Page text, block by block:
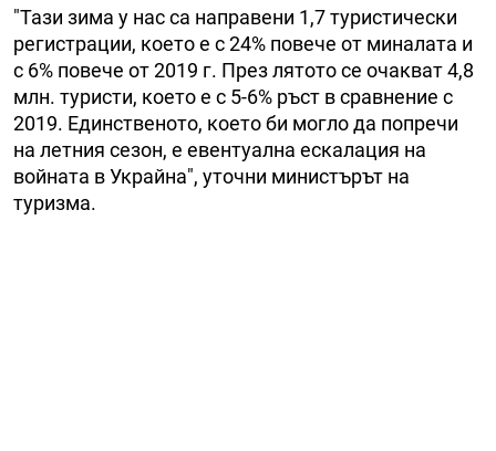
"Тази зима у нас са направени 1,7 туристически
регистрации, което е с 24% повече от миналата и
с 6% повече от 2019 г. През лятото се очакват 4,8
млн. туристи, което е с 5-6% ръст в сравнение с
2019. Единственото, което би могло да попречи
на летния сезон, е евентуална ескалация на
войната в Украйна", уточни министърът на
туризма.